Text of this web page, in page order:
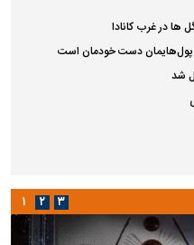
ها در غرب کانادا
پول‌هایمان دست خودمان است
شد
۱ ۲ ۳